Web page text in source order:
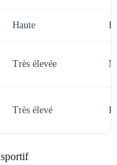
Haute
Très élevée
Très élevé